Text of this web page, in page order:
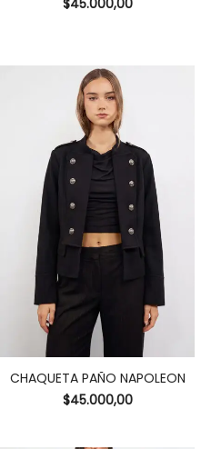
$45.000,00
CHAQUETA PAÑO NAPOLEON
$45.000,00